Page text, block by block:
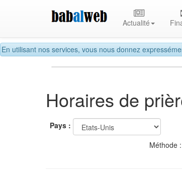
En utilisant nos services, vous nous donnez
Actualité
Horaires de
Pays :
Méthode